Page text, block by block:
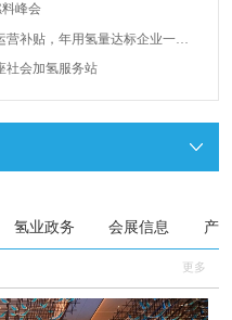
峰会
补贴，年用氢量达标企业一次
社会加氢服务站
合开发协议签署暨项目阶段开发
区相关领导就威海文登区氢能
氢业政务 会展信息 产
更多